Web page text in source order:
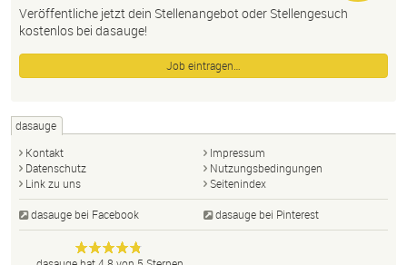
Veröffentliche jetzt dein Stellenangebot oder Stellengesuch
kostenlos bei dasauge!
Job eintragen…
dasauge
Kontakt
Impressum
Datenschutz
Nutzungsbedingungen
Link zu uns
Seitenindex
dasauge bei Facebook dasauge bei Pinterest